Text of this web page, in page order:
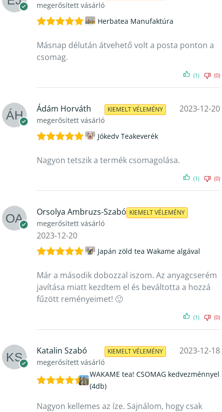
megerősített vásárló
5/ 5
Herbatea Manufaktúra
Másnap délután átvehető volt a posta ponton a
csomag.
(1) (0)
Ádám Horváth
megerősített vásárló
KIEMELT VÉLEMÉNY 2023-12-20
5/ 5
Jókedv Teakeverék
Nagyon tetszik a termék csomagolása.
(1) (0)
Orsolya Ambruzs-Szabó
megerősített vásárló
KIEMELT VÉLEMÉNY
2023-12-20
5/ 5
Japán zöld tea Wakame algával
Már a második dobozzal iszom. Az anyagcserém
javítása miatt kezdtem el és beváltotta a hozzá
fűzött reményeimet! 🙂
(1) (0)
Katalin Szabó
megerősített vásárló
KIEMELT VÉLEMÉNY 2023-12-18
5/ 5
WAKAME tea! CSOMAG kedvezménnyel
(4db)
Nagyon kellemes az íze. Sajnálom, hogy csak